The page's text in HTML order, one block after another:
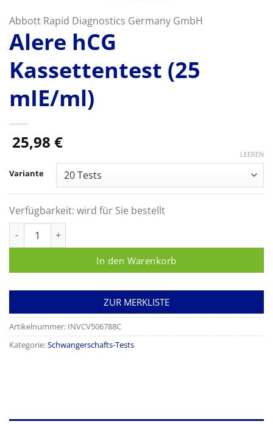
Abbott Rapid Diagnostics Germany GmbH
Alere hCG
Kassettentest (25
mIE/ml)
25,98 €
Variante
LEEREN
Verfügbarkeit: wird für Sie bestellt
In den Warenkorb
ZUR MERKLISTE
Artikelnummer: INVCV506788C
Kategorie:Schwangerschafts-Tests